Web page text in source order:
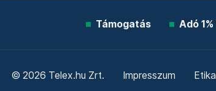
Támogatás Adó
© 2026 Telex.hu Zrt. Impresszum